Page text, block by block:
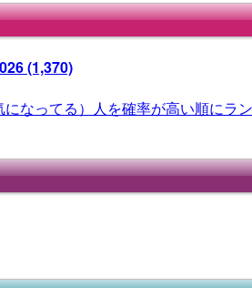
(1,370)
なってる）人を確率が高い順にラ